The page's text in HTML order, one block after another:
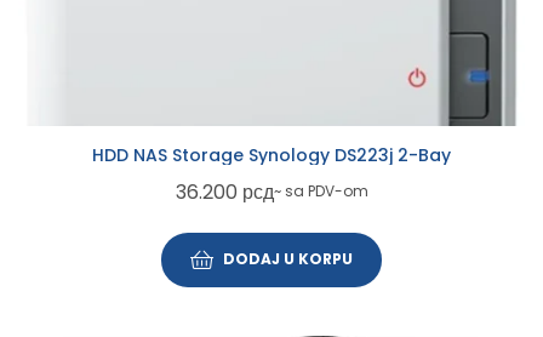
HDD NAS Storage Synology DS223j 2-Bay
36.200 рсд~ sa PDV-om
DODAJ U KORPU